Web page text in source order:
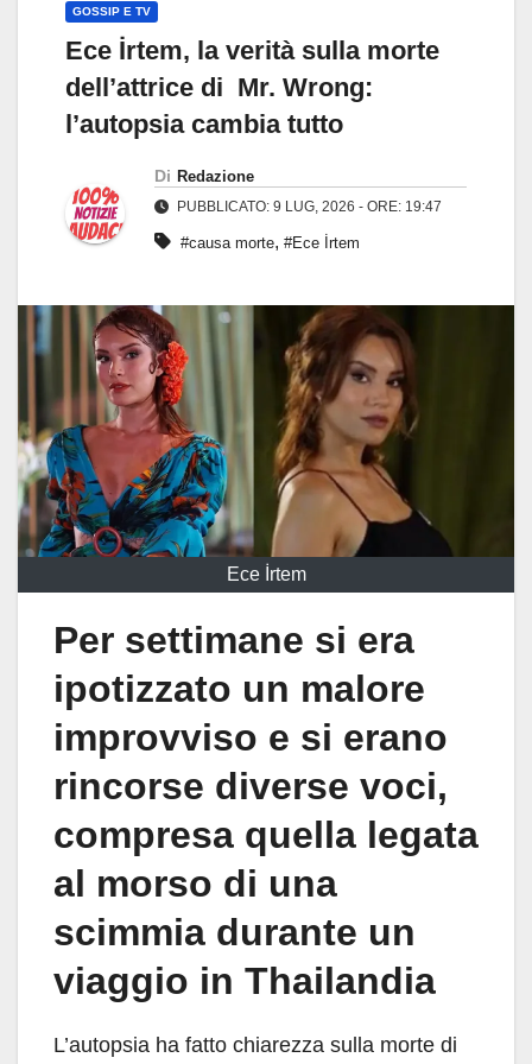
GOSSIP E TV
Ece İrtem, la verità sulla morte
dell’attrice di Mr. Wrong:
l’autopsia cambia tutto
Di Redazione
PUBBLICATO: 9 LUG, 2026 - ORE: 19:47
#causa morte, #Ece İrtem
Ece İrtem
Per settimane si era
ipotizzato un malore
improvviso e si erano
rincorse diverse voci,
compresa quella legata
al morso di una
scimmia durante un
viaggio in Thailandia
L’autopsia ha fatto chiarezza sulla morte di